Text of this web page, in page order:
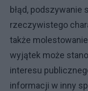
błąd, podszywanie
rzeczywistego
także
wyjątek może
interesu
informacji w inny